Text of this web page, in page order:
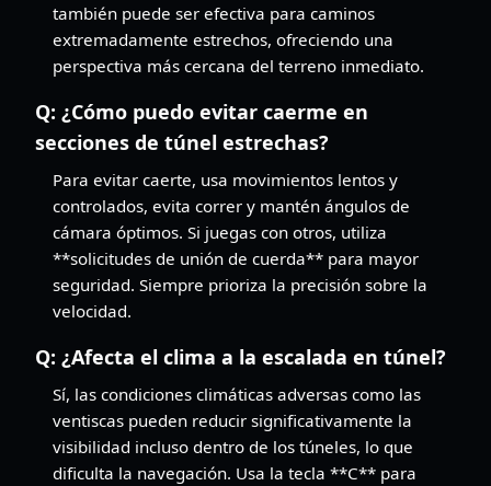
también puede ser efectiva para caminos
extremadamente estrechos, ofreciendo una
perspectiva más cercana del terreno inmediato.
Q: ¿Cómo puedo evitar caerme en
secciones de túnel estrechas?
Para evitar caerte, usa movimientos lentos y
controlados, evita correr y mantén ángulos de
cámara óptimos. Si juegas con otros, utiliza
**solicitudes de unión de cuerda** para mayor
seguridad. Siempre prioriza la precisión sobre la
velocidad.
Q: ¿Afecta el clima a la escalada en túnel?
Sí, las condiciones climáticas adversas como las
ventiscas pueden reducir significativamente la
visibilidad incluso dentro de los túneles, lo que
dificulta la navegación. Usa la tecla **C** para